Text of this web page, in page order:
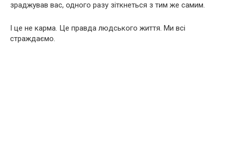
зраджував вас, одного разу зіткнеться з тим же самим.
І це не карма. Це правда людського життя. Ми всі
стpaждаємо.